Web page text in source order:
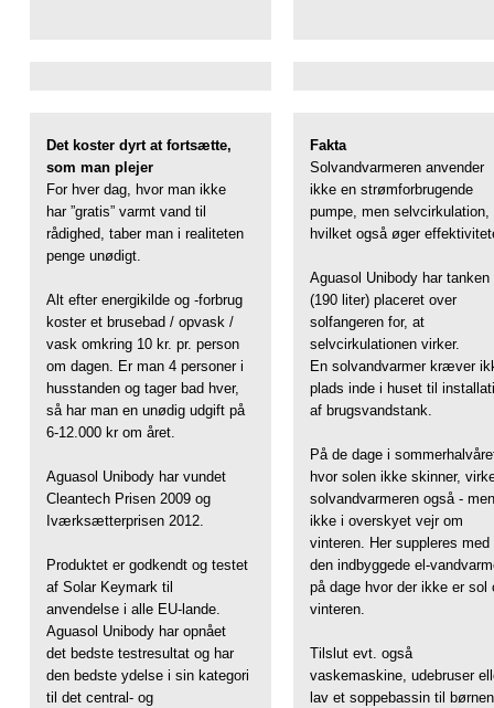
Det koster dyrt at fortsætte,
som man plejer
For hver dag, hvor man ikke
har ”gratis” varmt vand til
rådighed, taber man i realiteten
penge unødigt.
Alt efter energikilde og -forbrug
koster et brusebad / opvask /
vask omkring 10 kr. pr. person
om dagen. Er man 4 personer i
husstanden og tager bad hver,
så har man en unødig udgift på
6-12.000 kr om året.
Aguasol Unibody har vundet
Cleantech Prisen 2009 og
Iværksætterprisen 2012.
Produktet er godkendt og testet
af Solar Keymark til
anvendelse i alle EU-lande.
Aguasol Unibody har opnået
det bedste testresultat og har
den bedste ydelse i sin kategori
til det central- og
Fakta
Solvandvarmeren anvender
ikke en strømforbrugende
pumpe, men selvcirkulation,
hvilket også øger
Aguasol Unibody har tanken
(190 liter) placeret over
solfangeren for, at
selvcirkulationen virker.
En solvandvarmer kræver
plads inde i huset til
af brugsvandstank.
På de dage i
hvor solen ikke skinner,
solvandvarmeren også - men
ikke i overskyet vejr om
vinteren. Her suppleres med
den indbyggede el-
på dage hvor der ikke er sol
vinteren.
Tilslut evt. også
vaskemaskine, udebruser
lav et soppebassin til